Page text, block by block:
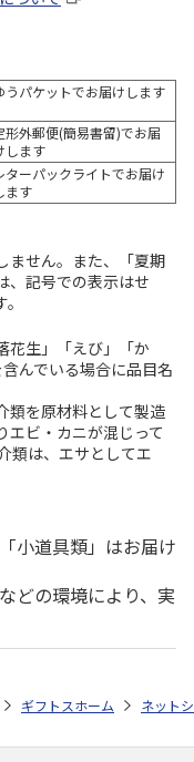
うパケットでお届けします
形外郵便(簡易書留)でお届
します
ターパックライトでお届け
ます
ません。また、「夏期
、記号での表示はせ
花生」「えび」「か
んでいる場合に品目名
類を原材料として製造
エビ・カニが混じって
類は、エサとしてエ
小道具類」はお届け
どの環境により、実
集 2026 おすすめ ご当地
お中元・夏ギフト特集 2026
ギフトストア お中元・
ホーム ネット